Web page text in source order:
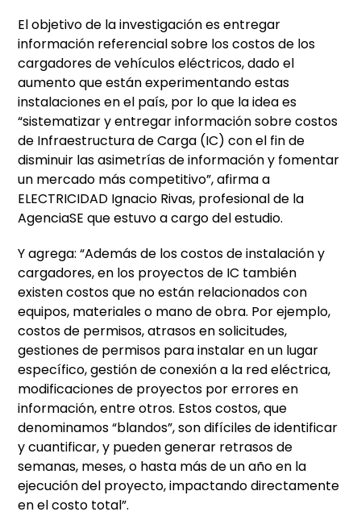
El objetivo de la investigación es entregar
información referencial sobre los costos de los
cargadores de vehículos eléctricos, dado el
aumento que están experimentando estas
instalaciones en el país, por lo que la idea es
“sistematizar y entregar información sobre costos
de Infraestructura de Carga (IC) con el fin de
disminuir las asimetrías de información y fomentar
un mercado más competitivo”, afirma a
ELECTRICIDAD Ignacio Rivas, profesional de la
AgenciaSE que estuvo a cargo del estudio.
Y agrega: “Además de los costos de instalación y
cargadores, en los proyectos de IC también
existen costos que no están relacionados con
equipos, materiales o mano de obra. Por ejemplo,
costos de permisos, atrasos en solicitudes,
gestiones de permisos para instalar en un lugar
específico, gestión de conexión a la red eléctrica,
modificaciones de proyectos por errores en
información, entre otros. Estos costos, que
denominamos “blandos”, son difíciles de identificar
y cuantificar, y pueden generar retrasos de
semanas, meses, o hasta más de un año en la
ejecución del proyecto, impactando directamente
en el costo total”.